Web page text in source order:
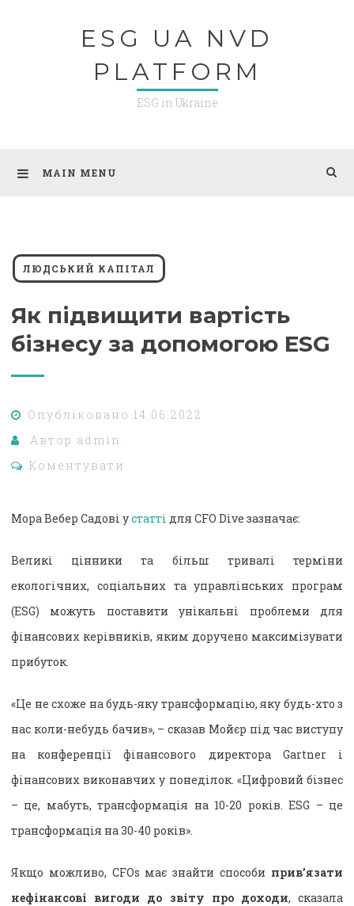
ESG UA NVD
PLATFORM
ESG in Ukraine
MAIN MENU
ЛЮДСЬКИЙ КАПІТАЛ
Як підвищити вартість
бізнесу за допомогою ESG
Опубліковано 14.06.2022
Автор admin.
Коментувати
Мора Вебер Садові устатті для CFO Dive зазначає:
Великі цінники та більш тривалі терміни
екологічних, соціальних та управлінських програм
(ESG) можуть поставити унікальні проблеми для
фінансових керівників, яким доручено максимізувати
прибуток.
«Це не схоже на будь-яку трансформацію, яку будь-хто з
нас коли-небудь бачив», – сказав Мойєр під час виступу
на конференції фінансового директора Gartner і
фінансових виконавчих у понеділок. «Цифровий бізнес
– це, мабуть, трансформація на 10-20 років. ESG – це
трансформація на 30-40 років».
Якщо можливо, CFOs має знайти способи прив’язати
нефінансові вигоди до звіту про доходи, сказала